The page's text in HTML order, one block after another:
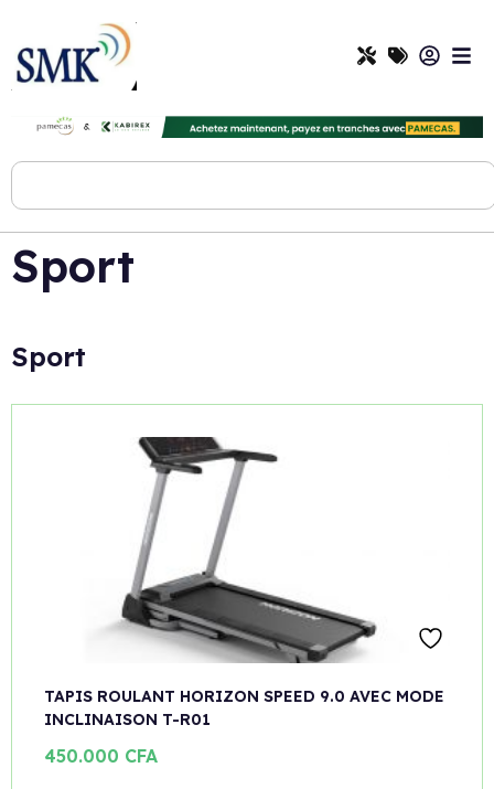
Sport
Sport
TAPIS ROULANT HORIZON SPEED 9.0 AVEC MODE
INCLINAISON T-R01
450.000 CFA